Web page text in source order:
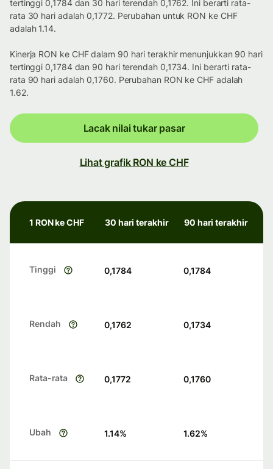
tertinggi 0,1784 dan 30 hari terendah 0,1762. Ini berarti rata-
rata 30 hari adalah 0,1772. Perubahan untuk RON ke CHF
adalah 1.14.
Kinerja RON ke CHF dalam 90 hari terakhir menunjukkan 90 hari
tertinggi 0,1784 dan 90 hari terendah 0,1734. Ini berarti rata-
rata 90 hari adalah 0,1760. Perubahan RON ke CHF adalah
1.62.
Lacak nilai tukar pasar
Lihat grafik RON ke CHF
1 RON ke CHF 30 hari terakhir 90 hari terakhir
Tinggi 0,1784 0,1784
Rendah 0,1762 0,1734
Rata-rata 0,1772 0,1760
Ubah 1.14% 1.62%